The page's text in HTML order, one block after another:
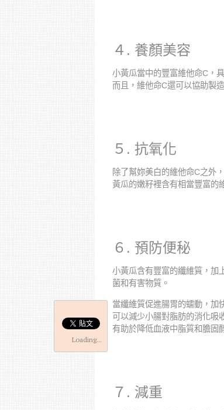
Loading...
４. 養顏美容
小黃瓜當中的豐富維他命C，
而且，維他命C還可以協助製
５. 抗氧化
除了幫妳美白的維他命C之外
黃瓜的嫩籽裡含有相當豐富的
６. 預防便秘
小黃瓜含有豐富的纖維質，加
菌和有害物質。
當纖維質促進腸胃的蠕動，加
可以減少小腸對脂肪的消化吸
有助於降低血液中脂質和膽固
７. 減重